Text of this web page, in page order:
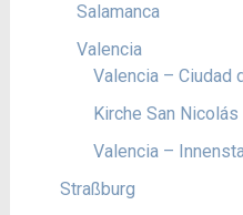
Salamanca
Valencia
Valencia – Ciudad
Kirche San Nicolás
Valencia –
Straßburg